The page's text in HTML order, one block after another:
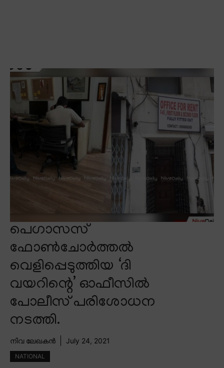
പെഗാസസ്
ഫോൺചോർത്തൽ
വെളിപ്പെടുത്തിയ ‘ദി
വയറിന്റെ’ ഓഫീസിൽ
പോലീസ് പരിശോധന
നടത്തി.
നിവ ലേഖകൻ July 24, 2021
NATIONAL